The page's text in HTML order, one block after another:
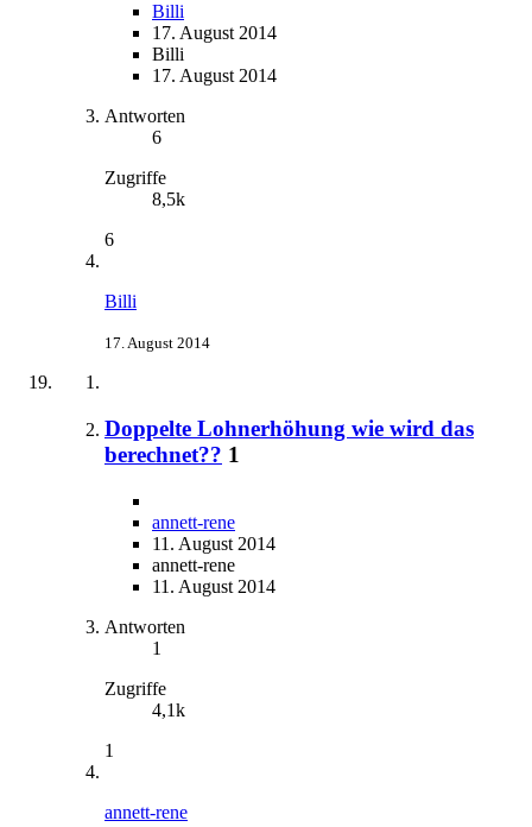
Billi
17. August 2014
Billi
17. August 2014
Antworten
6
Zugriffe
8,5k
6
Billi
17. August 2014
Doppelte Lohnerhöhung wie wird das
berechnet?? 1
annett-rene
11. August 2014
annett-rene
11. August 2014
Antworten
1
Zugriffe
4,1k
1
annett-rene